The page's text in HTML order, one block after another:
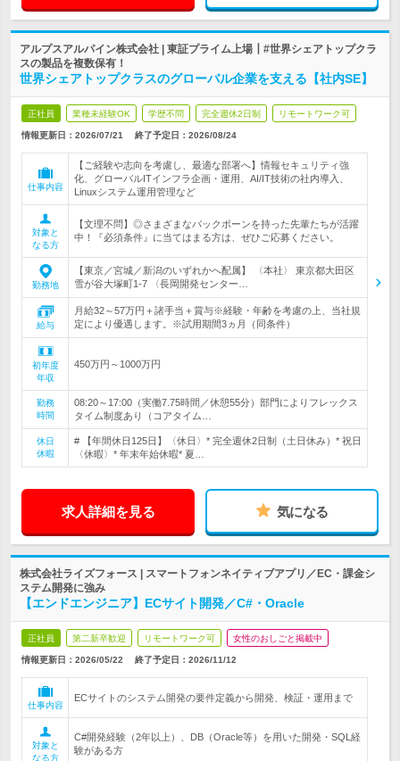
アルプスアルパイン株式会社 | 東証プライム上場┃#世界シェアトップクラ
スの製品を複数保有！
世界シェアトップクラスのグローバル企業を支える【社内SE】
正社員 業種未経験OK 学歴不問 完全週休2日制 リモートワーク可
情報更新日：2026/07/21 終了予定日： 2026/08/24
仕事内容
【ご経験や志向を考慮し、最適な部署へ】情報セキュリティ強
化、グローバルITインフラ企画・運用、AI/IT技術の社内導入、
Linuxシステム運用管理など
対象と
なる方
【文理不問】◎さまざまなバックボーンを持った先輩たちが活躍
中！『必須条件』に当てはまる方は、ぜひご応募ください。
勤務地
【東京／宮城／新潟のいずれかへ配属】 〈本社〉 東京都大田区
雪が谷大塚町1-7 〈長岡開発センター…
給与
月給32～57万円＋諸手当＋賞与※経験・年齢を考慮の上、当社規
定により優遇します。※試用期間3ヵ月（同条件）
初年度
年収
450万円～1000万円
勤務
時間
08:20～17:00（実働7.75時間／休憩55分）部門によりフレックス
タイム制度あり（コアタイム…
休日
休暇
# 【年間休日125日】〈休日〉* 完全週休2日制（土日休み）* 祝日
〈休暇〉* 年末年始休暇* 夏…
求人詳細を見る 気になる
株式会社ライズフォース | スマートフォンネイティブアプリ／EC・課金シ
ステム開発に強み
【エンドエンジニア】ECサイト開発／C#・Oracle
正社員 第二新卒歓迎 リモートワーク可 女性のおしごと掲載中
情報更新日：2026/05/22 終了予定日： 2026/11/12
仕事内容
ECサイトのシステム開発の要件定義から開発、検証・運用まで
対象と
なる方
C#開発経験（2年以上）、DB（Oracle等）を用いた開発・SQL経
験がある方